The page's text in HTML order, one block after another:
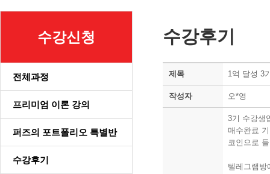
수강신청
전체과정
프리미엄 이론 강의
퍼즈의 포트폴리오 특별반
수강후기
수강후기
제목 1억 달성 3
작성자 오*영
3기 수강생
매수완료
코인으로
텔레그램